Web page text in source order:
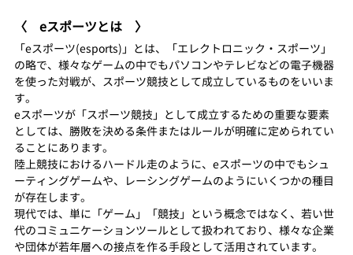
〈　eスポーツとは　〉
「eスポーツ(esports)」とは、「エレクトロニック・スポーツ」
の略で、様々なゲームの中でもパソコンやテレビなどの電子機器
を使った対戦が、スポーツ競技として成立しているものをいいま
す。
eスポーツが「スポーツ競技」として成立するための重要な要素
としては、勝敗を決める条件またはルールが明確に定められてい
ることにあります。
陸上競技におけるハードル走のように、eスポーツの中でもシュ
ーティングゲームや、レーシングゲームのようにいくつかの種目
が存在します。
現代では、単に「ゲーム」「競技」という概念ではなく、若い世
代のコミュニケーションツールとして扱われており、様々な企業
や団体が若年層への接点を作る手段として活用されています。